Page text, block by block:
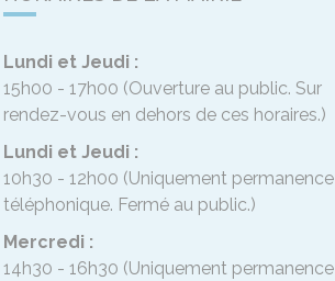
Lundi et Jeudi :
15h00 - 17h00 (Ouverture au public. Sur
rendez-vous en dehors de ces horaires.)
Lundi et Jeudi :
10h30 - 12h00 (Uniquement permanence
téléphonique. Fermé au public.)
Mercredi :
14h30 - 16h30 (Uniquement permanence